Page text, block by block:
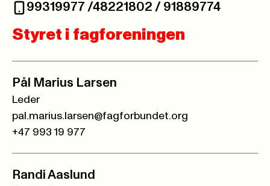
99319977 /48221802 / 91889774
Styret i fagforeningen
Pål Marius Larsen
Leder
pal.marius.larsen@fagforbundet.org
+47 993 19 977
Randi Aaslund